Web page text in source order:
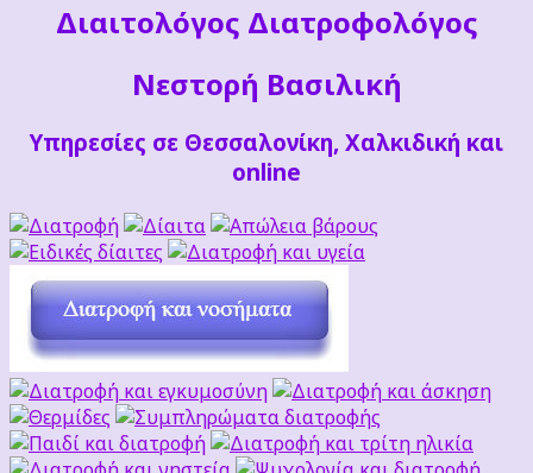
Διαιτoλόγος Διατροφολόγος
Νεστορή Βασιλική
Υπηρεσίες σε Θεσσαλονίκη, Χαλκιδική και
online